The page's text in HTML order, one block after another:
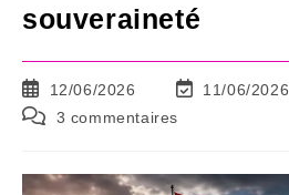
souveraineté
Publication
publiée :
12/06/2026
Dernière
publication :
11/06/2026
Commentaires
publication :
3 commentaires